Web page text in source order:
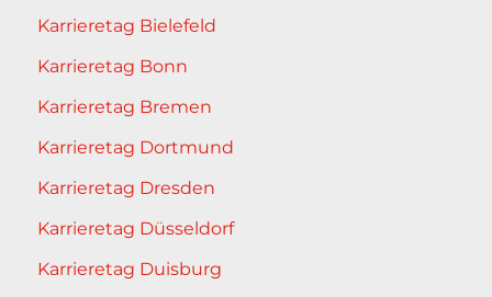
Karrieretag Bielefeld
Karrieretag Bonn
Karrieretag Bremen
Karrieretag Dortmund
Karrieretag Dresden
Karrieretag Düsseldorf
Karrieretag Duisburg